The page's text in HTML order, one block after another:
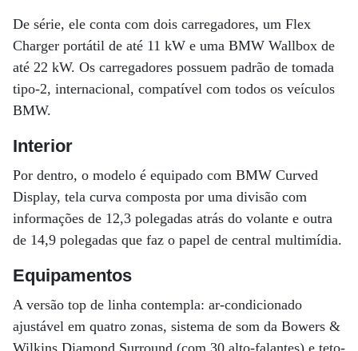
De série, ele conta com dois carregadores, um Flex
Charger portátil de até 11 kW e uma BMW Wallbox de
até 22 kW. Os carregadores possuem padrão de tomada
tipo-2, internacional, compatível com todos os veículos
BMW.
Interior
Por dentro, o modelo é equipado com BMW Curved
Display, tela curva composta por uma divisão com
informações de 12,3 polegadas atrás do volante e outra
de 14,9 polegadas que faz o papel de central multimídia.
Equipamentos
A versão top de linha contempla: ar-condicionado
ajustável em quatro zonas, sistema de som da Bowers &
Wilkins Diamond Surround (com 30 alto-falantes) e teto-